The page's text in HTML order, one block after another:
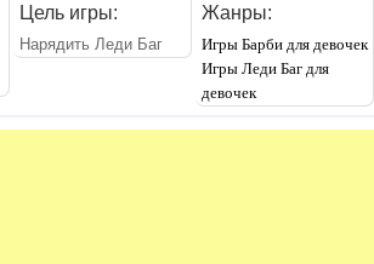
Цель игры:
Нарядить Леди Баг
Жанры:
Игры Барби для девочек
Игры Леди Баг для
девочек